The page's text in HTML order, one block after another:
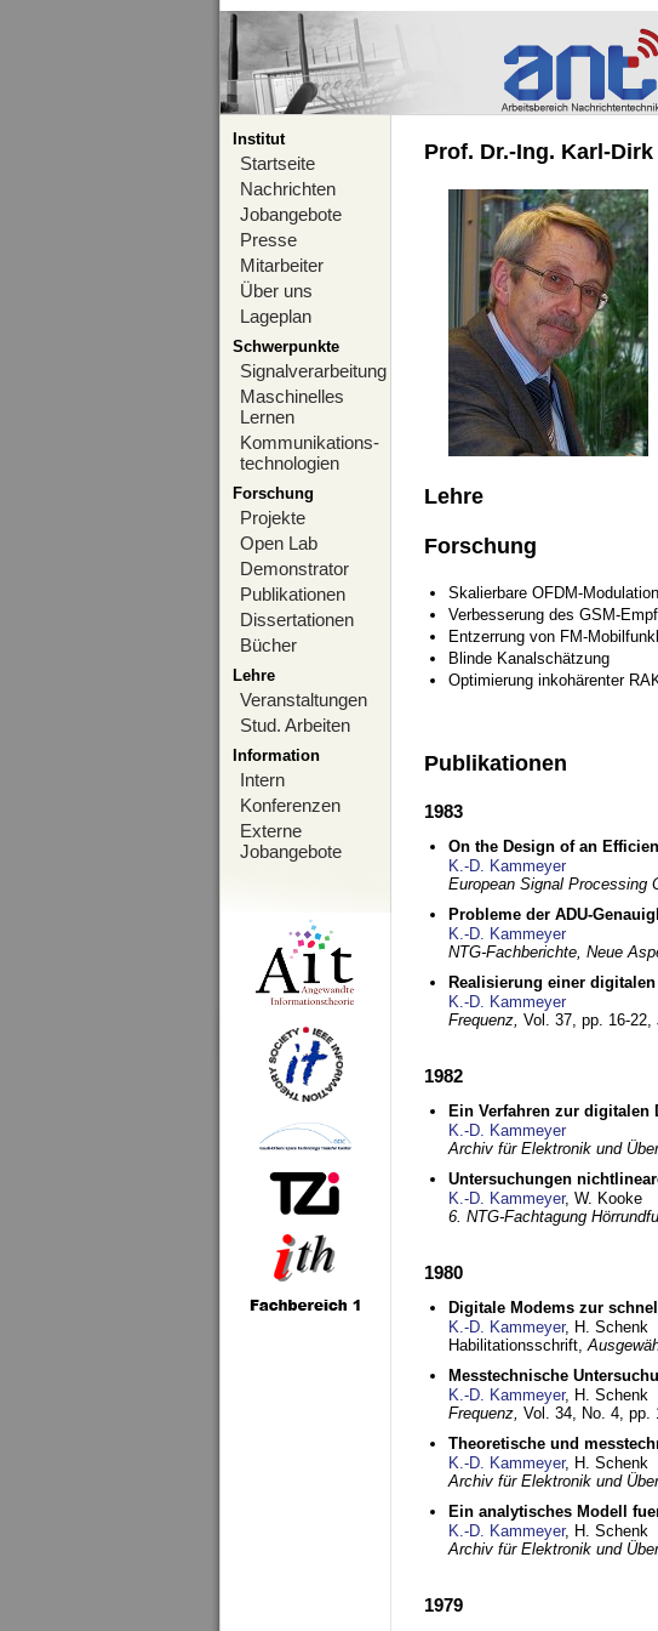
Institut
Startseite
Nachrichten
Jobangebote
Presse
Mitarbeiter
Über uns
Lageplan
Schwerpunkte
Signalverarbeitung
Maschinelles
Lernen
Kommunikations-
technologien
Forschung
Projekte
Open Lab
Demonstrator
Publikationen
Dissertationen
Bücher
Lehre
Veranstaltungen
Stud. Arbeiten
Information
Intern
Konferenzen
Externe
Jobangebote
Prof. Dr.-Ing. Karl-
Lehre
Forschung
Skalierbare OFDM-
Verbesserung des GSM-
Entzerrung von FM-
Blinde Kanalschätzung
Optimierung inkohärenter
Publikationen
1983
On the Design of an
K.-D. Kammeyer
European Signal Processing
Probleme der ADU-
K.-D. Kammeyer
NTG-Fachberichte, Neue
Realisierung einer
K.-D. Kammeyer
Frequenz, Vol. 37, pp. 16-22,
1982
Ein Verfahren zur
K.-D. Kammeyer
Archiv für Elektronik und
Untersuchungen
K.-D. Kammeyer, W. Kooke
6. NTG-Fachtagung
1980
Digitale Modems zur
K.-D. Kammeyer, H. Schenk
Habilitationsschrift,
Messtechnische
K.-D. Kammeyer, H. Schenk
Frequenz, Vol. 34, No. 4, pp.
Theoretische und
K.-D. Kammeyer, H. Schenk
Archiv für Elektronik und
Ein analytisches Modell
K.-D. Kammeyer, H. Schenk
Archiv für Elektronik und
1979